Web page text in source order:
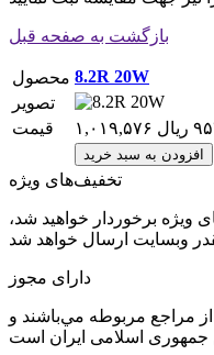
بازگشت به صفحه قبل
محصول 8.2R 20W
تصویر
قیمت
تخفیف‌های ویژه
ویژه برخوردار خواهید شد،
دارای مجوز
از مراجع مربوطه مي‌باشند و